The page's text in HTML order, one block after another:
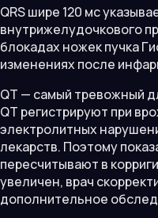
QRS шире 120 мс
внутрижелудочкового
блокадах ножек пучка
изменениях после
QT — самый тревожный
QT регистрируют при
электролитных
лекарств. Поэтому
пересчитывают в
увеличен, врач
дополнительное